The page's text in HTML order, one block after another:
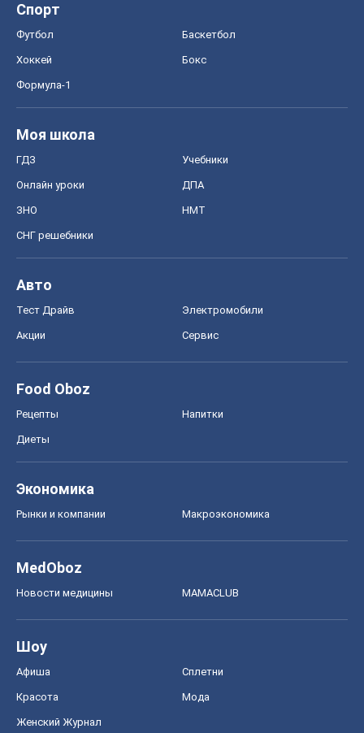
Спорт
Футбол Баскетбол
Хоккей Бокс
Формула-1
Моя школа
ГДЗ Учебники
Онлайн уроки ДПА
ЗНО НМТ
СНГ решебники
Авто
Тест Драйв Электромобили
Акции Сервис
Food Oboz
Рецепты Напитки
Диеты
Экономика
Рынки и компании Mакроэкономика
MedOboz
Новости медицины MAMACLUB
Шоу
Афиша Сплетни
Красота Мода
Женский Журнал